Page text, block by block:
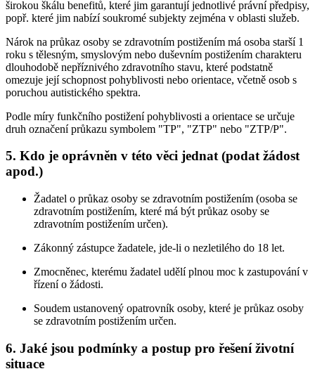
širokou škálu benefitů, které jim garantují jednotlivé právní předpisy,
popř. které jim nabízí soukromé subjekty zejména v oblasti služeb.
Nárok na průkaz osoby se zdravotním postižením má osoba starší 1
roku s tělesným, smyslovým nebo duševním postižením charakteru
dlouhodobě nepříznivého zdravotního stavu, které podstatně
omezuje její schopnost pohyblivosti nebo orientace, včetně osob s
poruchou autistického spektra.
Podle míry funkčního postižení pohyblivosti a orientace se určuje
druh označení průkazu symbolem "TP", "ZTP" nebo "ZTP/P".
5. Kdo je oprávněn v této věci jednat (podat žádost
apod.)
Žadatel o průkaz osoby se zdravotním postižením (osoba se
zdravotním postižením, které má být průkaz osoby se
zdravotním postižením určen).
Zákonný zástupce žadatele, jde-li o nezletilého do 18 let.
Zmocněnec, kterému žadatel udělí plnou moc k zastupování v
řízení o žádosti.
Soudem ustanovený opatrovník osoby, které je průkaz osoby
se zdravotním postižením určen.
6. Jaké jsou podmínky a postup pro řešení životní
situace